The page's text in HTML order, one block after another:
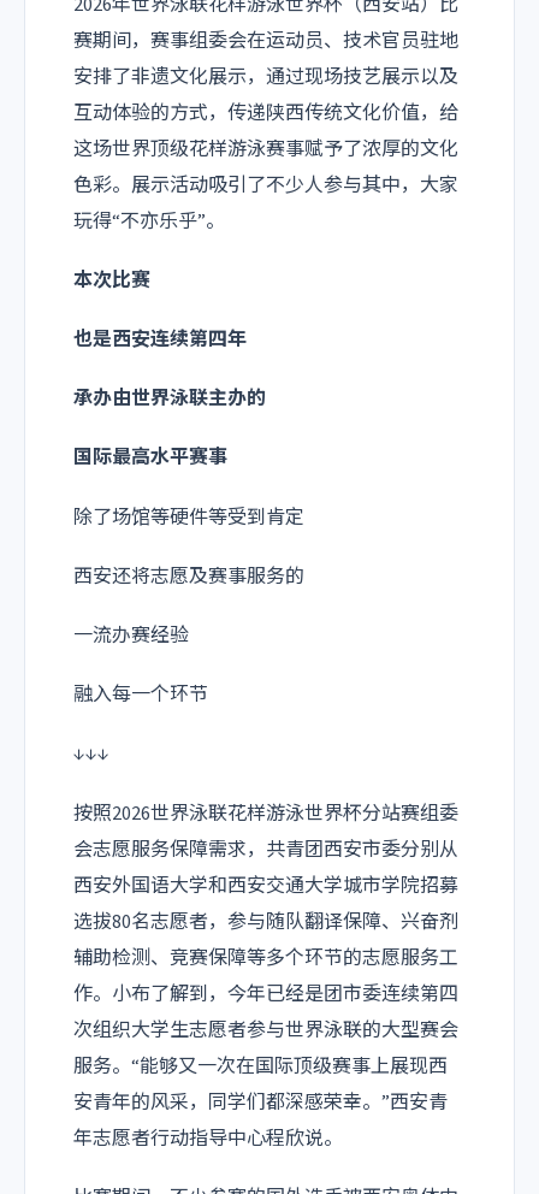
赛期间，赛事组委会在运动员、技术官员驻地
安排了非遗文化展示，通过现场技艺展示以及
互动体验的方式，传递陕西传统文化价值，给
这场世界顶级花样游泳赛事赋予了浓厚的文化
色彩。展示活动吸引了不少人参与其中，大家
玩得“不亦乐乎”。
本次比赛
也是西安连续第四年
承办由世界泳联主办的
国际最高水平赛事
除了场馆等硬件等受到肯定
西安还将志愿及赛事服务的
一流办赛经验
融入每一个环节
↓↓↓
按照2026世界泳联花样游泳世界杯分站赛组委
会志愿服务保障需求，共青团西安市委分别从
西安外国语大学和西安交通大学城市学院招募
选拔80名志愿者，参与随队翻译保障、兴奋剂
辅助检测、竞赛保障等多个环节的志愿服务工
作。小布了解到，今年已经是团市委连续第四
次组织大学生志愿者参与世界泳联的大型赛会
服务。“能够又一次在国际顶级赛事上展现西
安青年的风采，同学们都深感荣幸。”西安青
年志愿者行动指导中心程欣说。